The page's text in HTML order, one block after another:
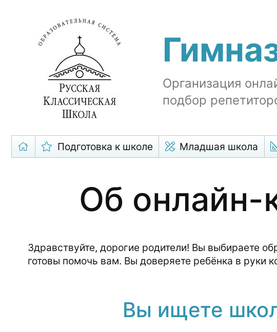
Организация
подбор
Подготовка к школе Младшая школа
Об онлайн-
Здравствуйте, дорогие родители! Вы выбираете
готовы помочь вам. Вы доверяете ребёнка в руки
Вы ищете